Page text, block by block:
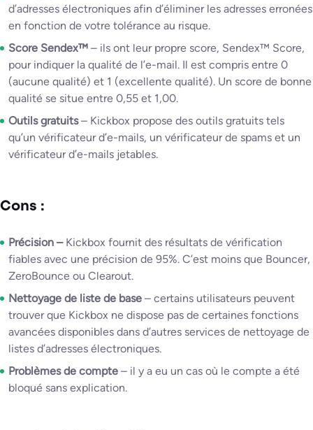
d’adresses électroniques afin d’éliminer les adresses erronées
en fonction de votre tolérance au risque.
Score Sendex™ – ils ont leur propre score, Sendex™ Score,
pour indiquer la qualité de l’e-mail. Il est compris entre 0
(aucune qualité) et 1 (excellente qualité). Un score de bonne
qualité se situe entre 0,55 et 1,00.
Outils gratuits– Kickbox propose des outils gratuits tels
qu’un vérificateur d’e-mails, un vérificateur de spams et un
vérificateur d’e-mails jetables.
Cons :
Précision – Kickbox fournit des résultats de vérification
fiables avec une précision de 95%. C’est moins que Bouncer,
ZeroBounce ou Clearout.
Nettoyage de liste de base – certains utilisateurs peuvent
trouver que Kickbox ne dispose pas de certaines fonctions
avancées disponibles dans d’autres services de nettoyage de
listes d’adresses électroniques.
Problèmes de compte – il y a eu un cas où le compte a été
bloqué sans explication.